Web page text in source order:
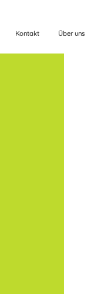
Kontakt Über uns